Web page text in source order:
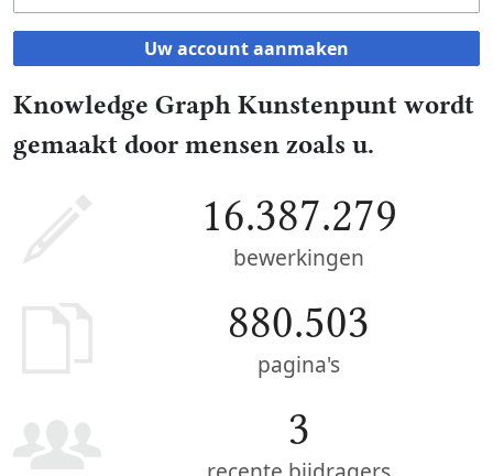
Uw account aanmaken
Knowledge Graph Kunstenpunt wordt
gemaakt door mensen zoals u.
16.387.279
bewerkingen
880.503
pagina's
3